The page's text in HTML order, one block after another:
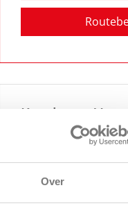
Over
Kraakman
Stadseweg 16,4471 PD
Redexim